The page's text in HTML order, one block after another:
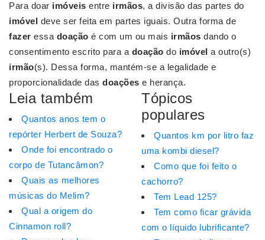
Para doar imóveis entre irmãos, a divisão das partes do
imóvel deve ser feita em partes iguais. Outra forma de
fazer essa doação é com um ou mais irmãos dando o
consentimento escrito para a doação do imóvel a outro(s)
irmão(s). Dessa forma, mantém-se a legalidade e
proporcionalidade das doações e herança.
Leia também
Quantos anos tem o
repórter Herbert de Souza?
Onde foi encontrado o
corpo de Tutancâmon?
Quais as melhores
músicas do Melim?
Qual a origem do
Cinnamon roll?
Tópicos
populares
Quantos km por litro faz
uma kombi diesel?
Como que foi feito o
cachorro?
Tem Lead 125?
Tem como ficar grávida
com o líquido lubrificante?